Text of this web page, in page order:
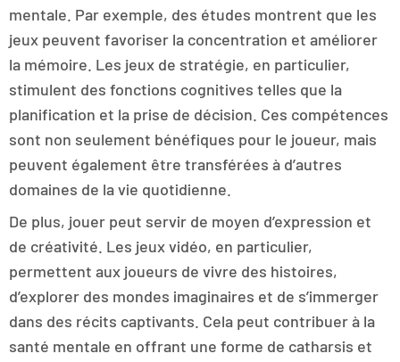
mentale. Par exemple, des études montrent que les
jeux peuvent favoriser la concentration et améliorer
la mémoire. Les jeux de stratégie, en particulier,
stimulent des fonctions cognitives telles que la
planification et la prise de décision. Ces compétences
sont non seulement bénéfiques pour le joueur, mais
peuvent également être transférées à d’autres
domaines de la vie quotidienne.
De plus, jouer peut servir de moyen d’expression et
de créativité. Les jeux vidéo, en particulier,
permettent aux joueurs de vivre des histoires,
d’explorer des mondes imaginaires et de s’immerger
dans des récits captivants. Cela peut contribuer à la
santé mentale en offrant une forme de catharsis et